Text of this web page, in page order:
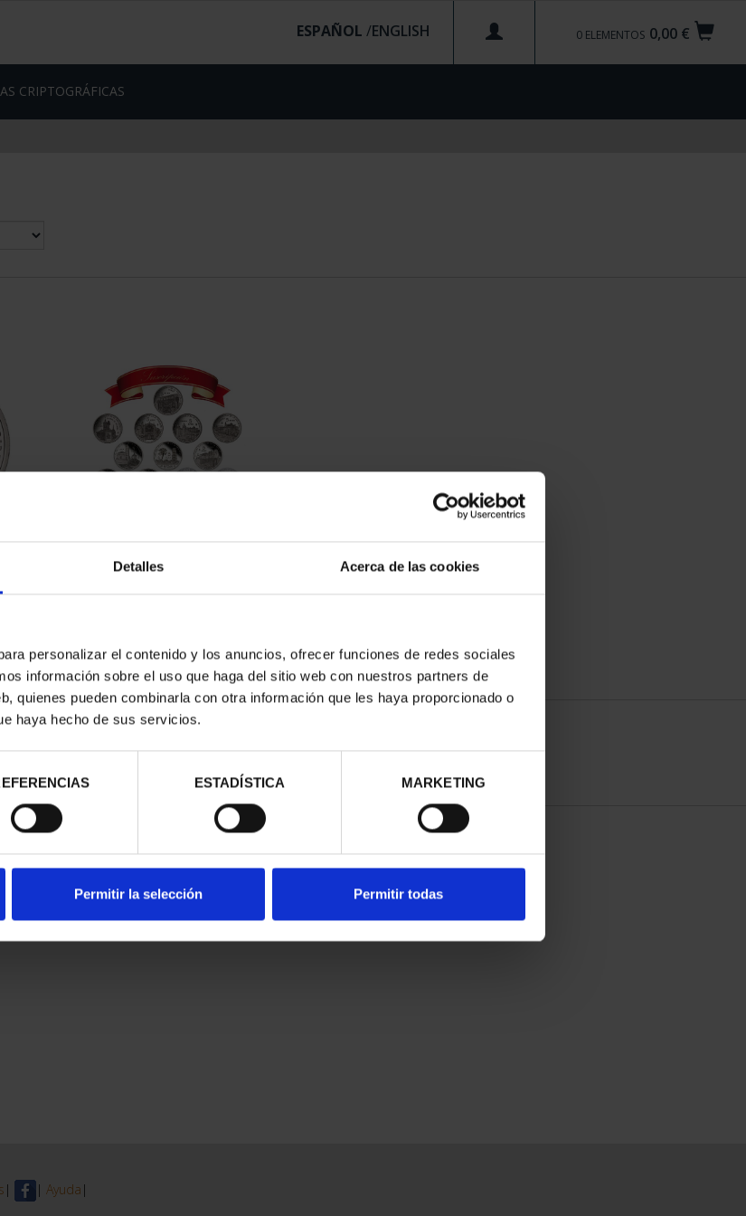
Detalles Acerca de las cookies
personalizar el contenido y los anuncios, ofrecer funciones de redes sociales
información sobre el uso que haga del sitio web con nuestros partners de
quienes pueden combinarla con otra información que les haya proporcionado o
haya hecho de sus servicios.
ESTADÍSTICA MARKETING
Permitir la selección Permitir todas
0,00 €
0 ELEMENTOS
ESPAÑOL /
CRIPTOGRÁFICAS
-
SUSCRIPCIÓN CIUDADES
PATRIMONIO DE LA HU...
Sólo para usuarios registrados
| | Ayuda |